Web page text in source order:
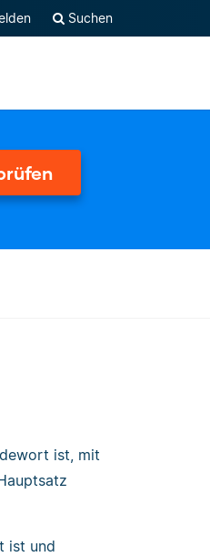
Suchen
ist, mit
ist und